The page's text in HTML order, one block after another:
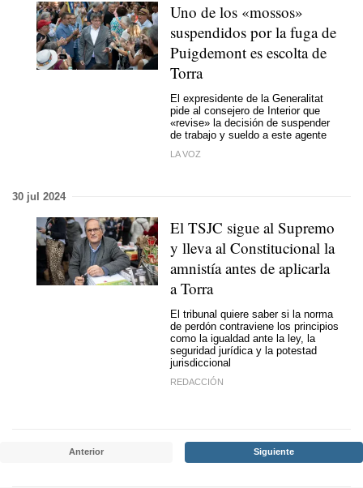
Uno de los «mossos»
suspendidos por la fuga de
Puigdemont es escolta de
Torra
El expresidente de la Generalitat
pide al consejero de Interior que
«revise» la decisión de suspender
de trabajo y sueldo a este agente
LA VOZ
30 jul 2024
El TSJC sigue al Supremo
y lleva al Constitucional la
amnistía antes de aplicarla
a Torra
El tribunal quiere saber si la norma
de perdón contraviene los principios
como la igualdad ante la ley, la
seguridad jurídica y la potestad
jurisdiccional
REDACCIÓN
Anterior Siguiente